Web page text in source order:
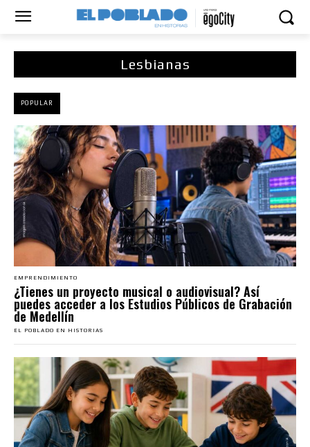
Lesbianas
POPULAR
EMPRENDIMIENTO
¿Tienes un proyecto musical o audiovisual? Así
puedes acceder a los Estudios Públicos de Grabación
de Medellín
EL POBLADO EN HISTORIAS